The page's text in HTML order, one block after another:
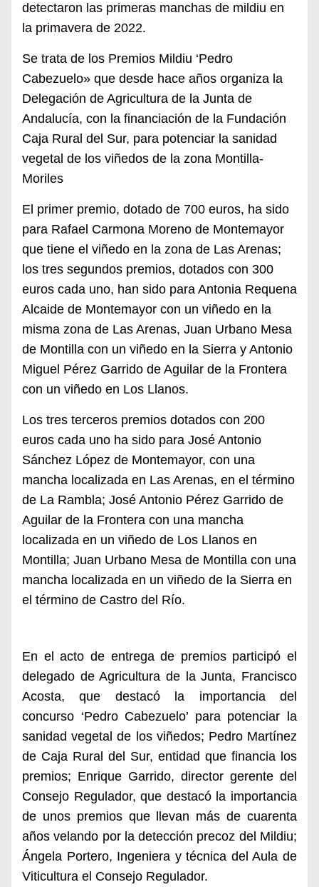
detectaron las primeras manchas de mildiu en
la primavera de 2022.
Se trata de los Premios Mildiu ‘Pedro
Cabezuelo» que desde hace años organiza la
Delegación de Agricultura de la Junta de
Andalucía, con la financiación de la Fundación
Caja Rural del Sur, para potenciar la sanidad
vegetal de los viñedos de la zona Montilla-
Moriles
El primer premio, dotado de 700 euros, ha sido
para Rafael Carmona Moreno de Montemayor
que tiene el viñedo en la zona de Las Arenas;
los tres segundos premios, dotados con 300
euros cada uno, han sido para Antonia Requena
Alcaide de Montemayor con un viñedo en la
misma zona de Las Arenas, Juan Urbano Mesa
de Montilla con un viñedo en la Sierra y Antonio
Miguel Pérez Garrido de Aguilar de la Frontera
con un viñedo en Los Llanos.
Los tres terceros premios dotados con 200
euros cada uno ha sido para José Antonio
Sánchez López de Montemayor, con una
mancha localizada en Las Arenas, en el término
de La Rambla; José Antonio Pérez Garrido de
Aguilar de la Frontera con una mancha
localizada en un viñedo de Los Llanos en
Montilla; Juan Urbano Mesa de Montilla con una
mancha localizada en un viñedo de la Sierra en
el término de Castro del Río.
En el acto de entrega de premios participó el
delegado de Agricultura de la Junta, Francisco
Acosta, que destacó la importancia del
concurso ‘Pedro Cabezuelo’ para potenciar la
sanidad vegetal de los viñedos; Pedro Martínez
de Caja Rural del Sur, entidad que financia los
premios; Enrique Garrido, director gerente del
Consejo Regulador, que destacó la importancia
de unos premios que llevan más de cuarenta
años velando por la detección precoz del Mildiu;
Ángela Portero, Ingeniera y técnica del Aula de
Viticultura el Consejo Regulador.